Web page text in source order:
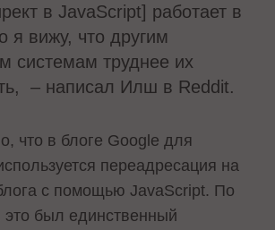
в JavaScript] работает в
я вижу, что другим
системам труднее их
– написал Илш в Reddit.
что в блоге Google для
переадресация на
с помощью JavaScript. По
был единственный